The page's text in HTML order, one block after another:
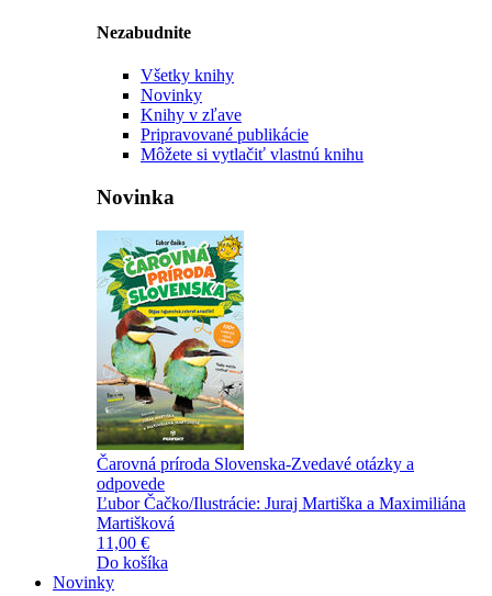
Nezabudnite
Všetky knihy
Novinky
Knihy v zľave
Pripravované publikácie
Môžete si vytlačiť vlastnú knihu
Novinka
Čarovná príroda Slovenska-Zvedavé otázky a
odpovede
Ľubor Čačko/Ilustrácie: Juraj Martiška a Maximiliána
Martišková
11,00 €
Do košíka
Novinky